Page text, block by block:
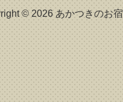
© 2026 あかつきのお宿